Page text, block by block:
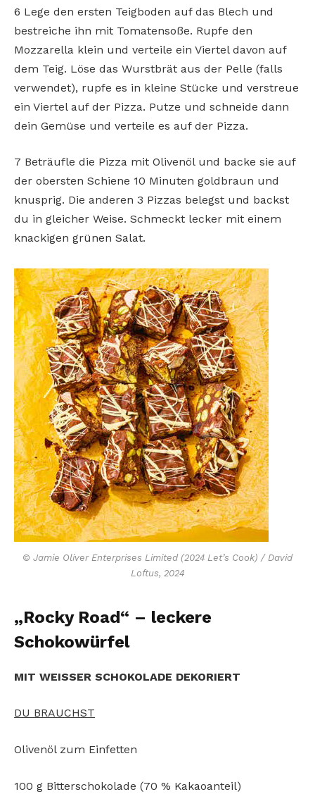
6 Lege den ersten Teigboden auf das Blech und
bestreiche ihn mit Tomatensoße. Rupfe den
Mozzarella klein und verteile ein Viertel davon auf
dem Teig. Löse das Wurstbrät aus der Pelle (falls
verwendet), rupfe es in kleine Stücke und verstreue
ein Viertel auf der Pizza. Putze und schneide dann
dein Gemüse und verteile es auf der Pizza.
7 Beträufle die Pizza mit Olivenöl und backe sie auf
der obersten Schiene 10 Minuten goldbraun und
knusprig. Die anderen 3 Pizzas belegst und backst
du in gleicher Weise. Schmeckt lecker mit einem
knackigen grünen Salat.
© Jamie Oliver Enterprises Limited (2024 Let’s Cook) / David
Loftus, 2024
„Rocky Road“ – leckere
Schokowürfel
MIT WEISSER SCHOKOLADE DEKORIERT
DU BRAUCHST
Olivenöl zum Einfetten
100 g Bitterschokolade (70 % Kakaoanteil)